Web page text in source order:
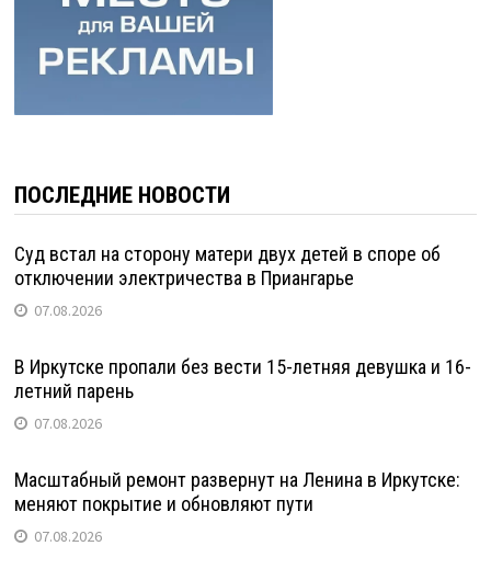
ПОСЛЕДНИЕ НОВОСТИ
Суд встал на сторону матери двух детей в споре об
отключении электричества в Приангарье
07.08.2026
В Иркутске пропали без вести 15-летняя девушка и 16-
летний парень
07.08.2026
Масштабный ремонт развернут на Ленина в Иркутске:
меняют покрытие и обновляют пути
07.08.2026